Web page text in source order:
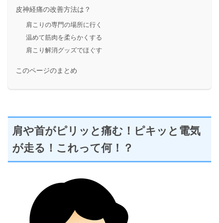
皮神経痛の改善方法は？
肩こりの専門の場所に行く
温めて筋肉を柔らかくする
肩こり解消グッズでほぐす
このページのまとめ
肩や首がピリッと痛む！ピキッと電気
が走る！これって何！？